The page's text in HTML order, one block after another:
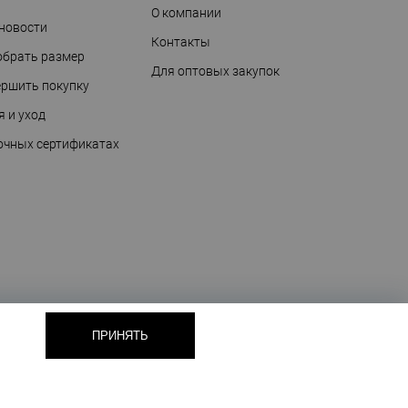
размер
покупку
и уход
сертификатах
О компании
Контакты
Для оптовых закупок
ПРИНЯТЬ